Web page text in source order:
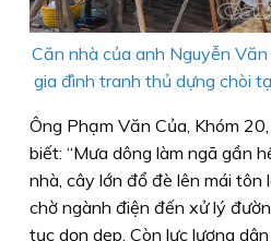
Căn nhà của anh Nguyễn
gia đình tranh thủ dựng chòi
Ông Phạm Văn Của, Khóm
biết: “Mưa dông làm ngã gần
nhà, cây lớn đổ đè lên mái tôn
chờ ngành điện đến xử lý
tục dọn dẹp. Còn lực lượng